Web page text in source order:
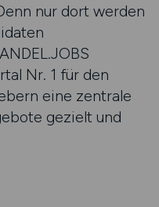
nur dort werden
Nr. 1 für den
eine zentrale
gezielt und